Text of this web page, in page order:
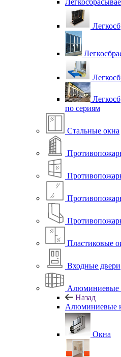
по сериям
Стальные окна
Пластиковые
Входные двери
Алюминиевые
Назад
Алюминиевые
Окна